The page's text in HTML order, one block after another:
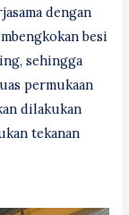
dengan
besi
sehingga
permukaan
dilakukan
tekanan